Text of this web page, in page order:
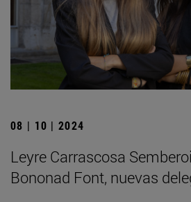
08 | 10 | 2024
Leyre Carrascosa
Bononad Font, nuevas